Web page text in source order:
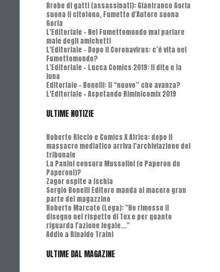
Rrobe di gatti (assassinati): Gianfranco Goria
suona il citofono, Fumetto d'Autore suona
Goria
L'Editoriale - Nel Fumettomondo mai parlare
male degli amichetti
L'Editoriale - Dopo il Coronavirus: c’è vita nel
Fumettomondo?
L'Editoriale - Lucca Comics 2019: Il dito e la
luna
Editoriale - Bonelli: il “nuovo” che avanza?
L'Editoriale - Aspetando Riminicomix 2019
ULTIME NOTIZIE
Roberto Riccio e Comics X Africa: dopo il
massacro mediatico arriva l'archiviazione del
tribunale
La Panini censura Mussolini (e Paperon de
Paperoni)?
Zagor ospite a Ischia
Sergio Bonelli Editore manda al macero gran
parte del magazzino
Roberto Marcato (Lega): "Ho rimosso il
disegno nel rispetto di Tex e per quanto
riguarda l'azione legale..."
Addio a Rinaldo Traini
ULTIME DAL MAGAZINE